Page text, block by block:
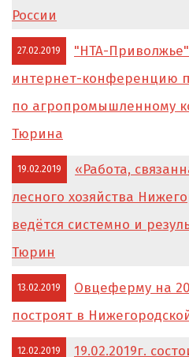
России
27.02.2019
"НТА-
интернет-конференцию
по агропромышленному
Тюрина
19.02.2019
«Работа,
лесного хозяйства
ведётся системно и
Тюрин
13.02.2019
Овцеферму на
построят в
12.02.2019
19.02.2019г.